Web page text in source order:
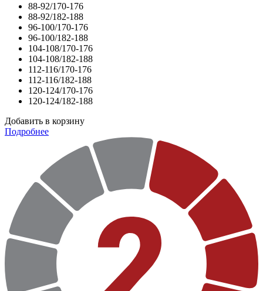
88-92/170-176
88-92/182-188
96-100/170-176
96-100/182-188
104-108/170-176
104-108/182-188
112-116/170-176
112-116/182-188
120-124/170-176
120-124/182-188
Добавить в корзину
Подробнее